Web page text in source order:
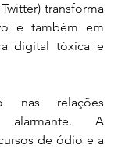
transforma
e também em
digital tóxica e
nas relações
alarmante. A
de ódio e a